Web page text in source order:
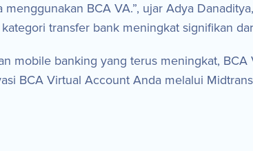
BCA VA.”, ujar Adya
transfer bank meningkat signifikan
mobile banking yang terus meningkat, BCA
BCA Virtual Account Anda melalui